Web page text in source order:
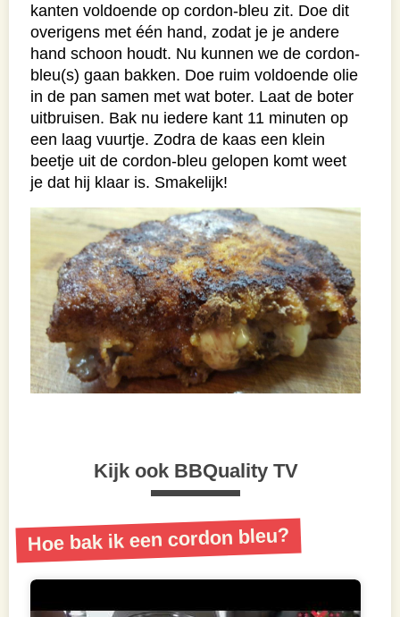
kanten voldoende op cordon-bleu zit. Doe dit
overigens met één hand, zodat je je andere
hand schoon houdt. Nu kunnen we de cordon-
bleu(s) gaan bakken. Doe ruim voldoende olie
in de pan samen met wat boter. Laat de boter
uitbruisen. Bak nu iedere kant 11 minuten op
een laag vuurtje. Zodra de kaas een klein
beetje uit de cordon-bleu gelopen komt weet
je dat hij klaar is. Smakelijk!
Kijk ook BBQuality TV
Hoe bak ik een cordon bleu?